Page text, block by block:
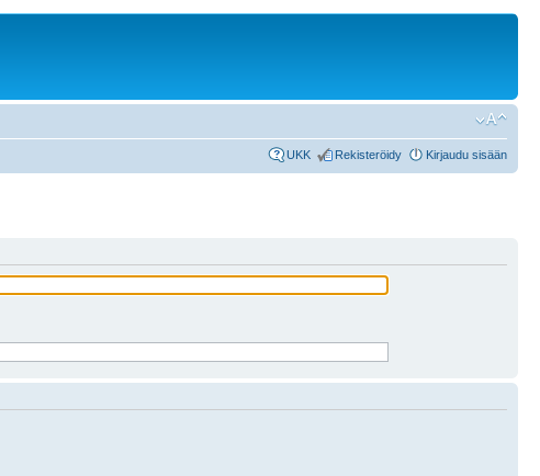
UKK Rekisteröidy Kirjaudu sisään